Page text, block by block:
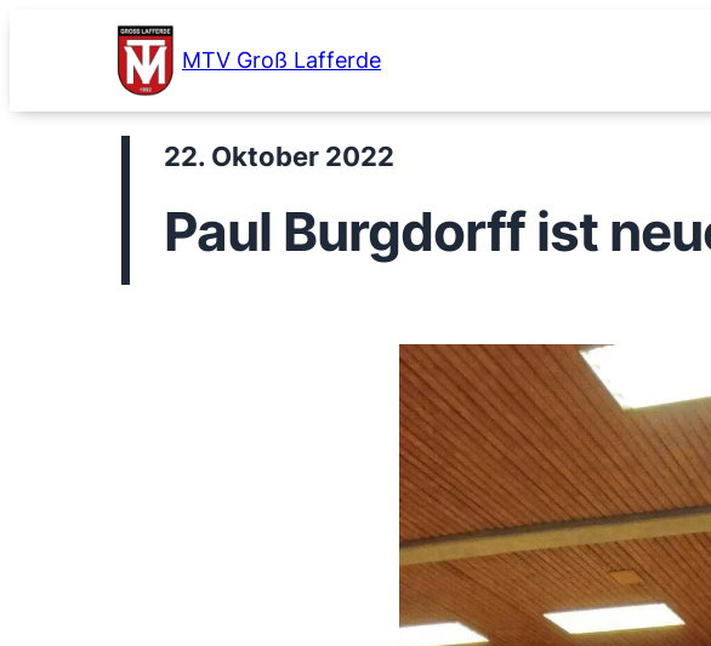
MTV Groß Lafferde
22. Oktober 2022
Paul Burgdorff ist